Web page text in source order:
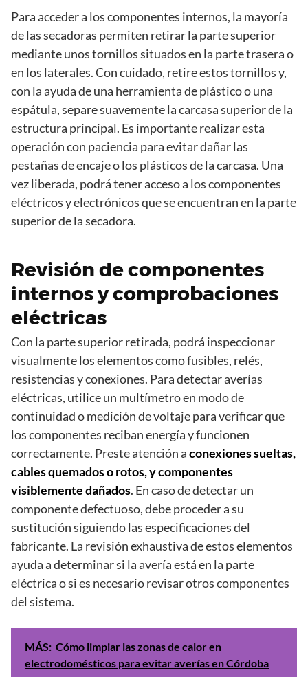
Para acceder a los componentes internos, la mayoría
de las secadoras permiten retirar la parte superior
mediante unos tornillos situados en la parte trasera o
en los laterales. Con cuidado, retire estos tornillos y,
con la ayuda de una herramienta de plástico o una
espátula, separe suavemente la carcasa superior de la
estructura principal. Es importante realizar esta
operación con paciencia para evitar dañar las
pestañas de encaje o los plásticos de la carcasa. Una
vez liberada, podrá tener acceso a los componentes
eléctricos y electrónicos que se encuentran en la parte
superior de la secadora.
Revisión de componentes
internos y comprobaciones
eléctricas
Con la parte superior retirada, podrá inspeccionar
visualmente los elementos como fusibles, relés,
resistencias y conexiones. Para detectar averías
eléctricas, utilice un multímetro en modo de
continuidad o medición de voltaje para verificar que
los componentes reciban energía y funcionen
correctamente. Preste atención aconexiones sueltas,
cables quemados o rotos, y componentes
visiblemente dañados. En caso de detectar un
componente defectuoso, debe proceder a su
sustitución siguiendo las especificaciones del
fabricante. La revisión exhaustiva de estos elementos
ayuda a determinar si la avería está en la parte
eléctrica o si es necesario revisar otros componentes
del sistema.
MÁS: Cómo limpiar las zonas de calor en
electrodomésticos para evitar averías en Córdoba